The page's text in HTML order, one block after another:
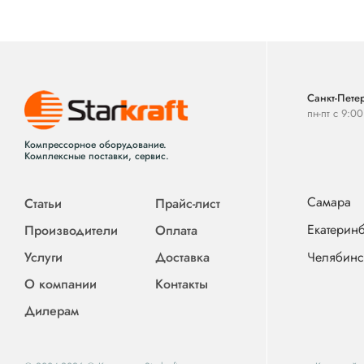
Компрессорное оборудование.
Комплексные поставки, сервис.
Санкт-
пн-пт с
Статьи
Производители
Услуги
О компании
Дилерам
Прайс-лист
Оплата
Доставка
Контакты
Самара